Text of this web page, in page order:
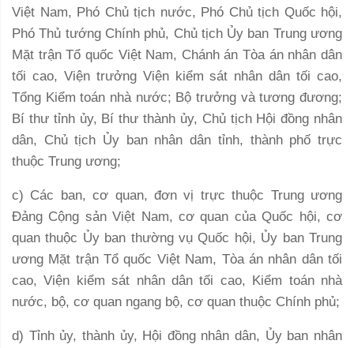
Việt Nam, Phó Chủ tịch nước, Phó Chủ tịch Quốc hội,
Phó Thủ tướng Chính phủ, Chủ tịch Ủy ban Trung ương
Mặt trận Tổ quốc Việt Nam, Chánh án Tòa án nhân dân
tối cao, Viện trưởng Viện kiểm sát nhân dân tối cao,
Tổng Kiểm toán nhà nước; Bộ trưởng và tương đương;
Bí thư tỉnh ủy, Bí thư thành ủy, Chủ tịch Hội đồng nhân
dân, Chủ tịch Ủy ban nhân dân tỉnh, thành phố trực
thuộc Trung ương;
c) Các ban, cơ quan, đơn vị trực thuộc Trung ương
Đảng Cộng sản Việt Nam, cơ quan của Quốc hội, cơ
quan thuộc Ủy ban thường vụ Quốc hội, Ủy ban Trung
ương Mặt trận Tổ quốc Việt Nam, Tòa án nhân dân tối
cao, Viện kiểm sát nhân dân tối cao, Kiểm toán nhà
nước, bộ, cơ quan ngang bộ, cơ quan thuộc Chính phủ;
d) Tỉnh ủy, thành ủy, Hội đồng nhân dân, Ủy ban nhân